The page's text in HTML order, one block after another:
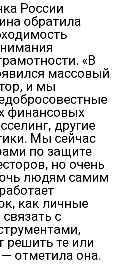
России
обратила
«В
массовый
и мы
финансовых
другие
Мы сейчас
по защите
но очень
людям самим
как личные
с
решить те или
отметила она.